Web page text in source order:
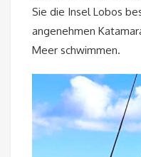
Sie die Insel Lobos
angenehmen
Meer schwimmen.